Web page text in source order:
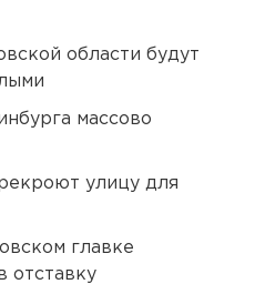
области будут
массово
улицу для
главке
отставку